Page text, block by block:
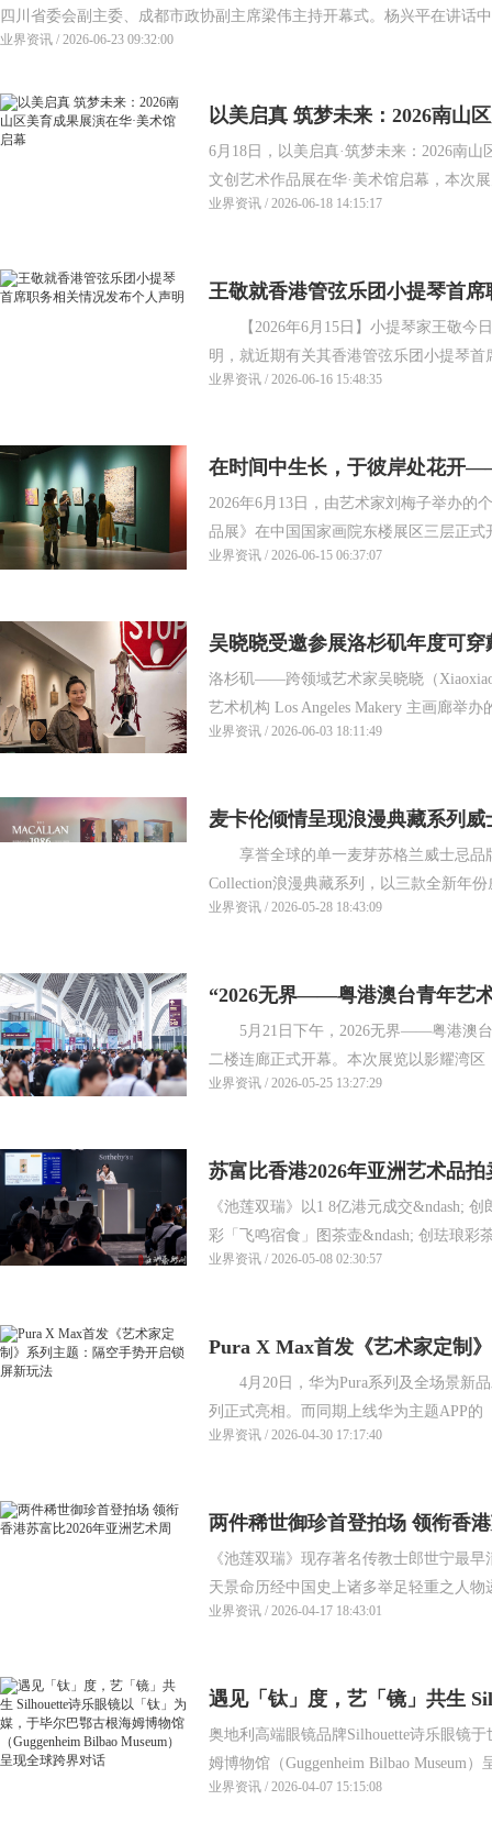
四川省委会副主委、成都市政协副主席梁伟主持开幕式。杨兴平在讲话
业界资讯 / 2026-06-23 09:32:00
以美启真 筑梦未来：2026南山
幕
6月18日，以美启真·筑梦未来：2026南
文创艺术作品展在华·美术馆启幕，本次
业界资讯 / 2026-06-18 14:15:17
王敬就香港管弦乐团小提琴首
【2026年6月15日】小提琴家王敬今
明，就近期有关其香港管弦乐团小提琴首
业界资讯 / 2026-06-16 15:48:35
在时间中生长，于彼岸处花开
展”在中国国家画院开幕
2026年6月13日，由艺术家刘梅子举办
品展》在中国国家画院东楼展区三层正式
业界资讯 / 2026-06-15 06:37:07
吴晓晓受邀参展洛杉矶年度可穿
洛杉矶——跨领域艺术家吴晓晓（
艺术机构 Los Angeles Makery 主画廊举办
业界资讯 / 2026-06-03 18:11:49
麦卡伦倾情呈现浪漫典藏系列
份1926一百周年
享誉全球的单一麦芽苏格兰威士忌品
Collection浪漫典藏系列，以三款全新年
业界资讯 / 2026-05-28 18:43:09
“2026无界——粤港澳台青年艺
领湾区艺术融合破圈
5月21日下午，2026无界——粤港澳台
二楼连廊正式开幕。本次展览以影耀湾区
业界资讯 / 2026-05-25 13:27:29
苏富比香港2026年亚洲艺术品
年度亚洲拍卖最高成交作品
《池莲双瑞》以1 8亿港元成交&ndash;
彩「飞鸣宿食」图茶壶&ndash; 创珐琅彩
业界资讯 / 2026-05-08 02:30:57
Pura X Max首发《艺术家定制
屏新玩法
4月20日，华为Pura系列及全场景新品
列正式亮相。而同期上线华为主题APP的
业界资讯 / 2026-04-30 17:17:40
两件稀世御珍首登拍场 领衔香
《池莲双瑞》现存著名传教士郎世宁最
天景命历经中国史上诸多举足轻重之人物
业界资讯 / 2026-04-17 18:43:01
遇见「钛」度，艺「镜」共生
媒，于毕尔巴鄂古根海姆博物馆
Museum）呈现全球跨界对话
奥地利高端眼镜品牌Silhouette诗乐眼镜
姆博物馆（Guggenheim Bilbao Museum）
业界资讯 / 2026-04-07 15:15:08